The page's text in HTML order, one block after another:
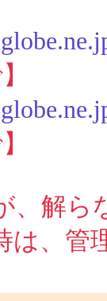
、解
は、管